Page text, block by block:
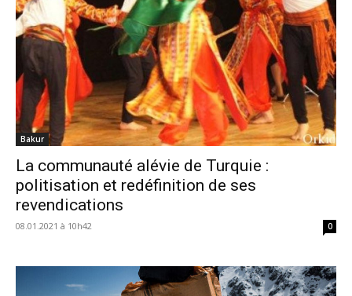
Bakur
La communauté alévie de Turquie :
politisation et redéfinition de ses
revendications
08.01.2021 à 10h42 0